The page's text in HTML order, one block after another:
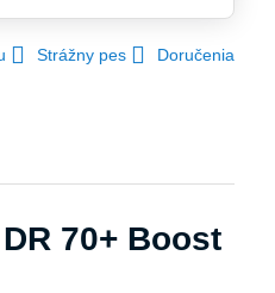
Strážny pes Doručenia
70+ Boost